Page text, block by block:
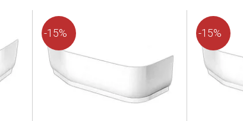
-15% -15%